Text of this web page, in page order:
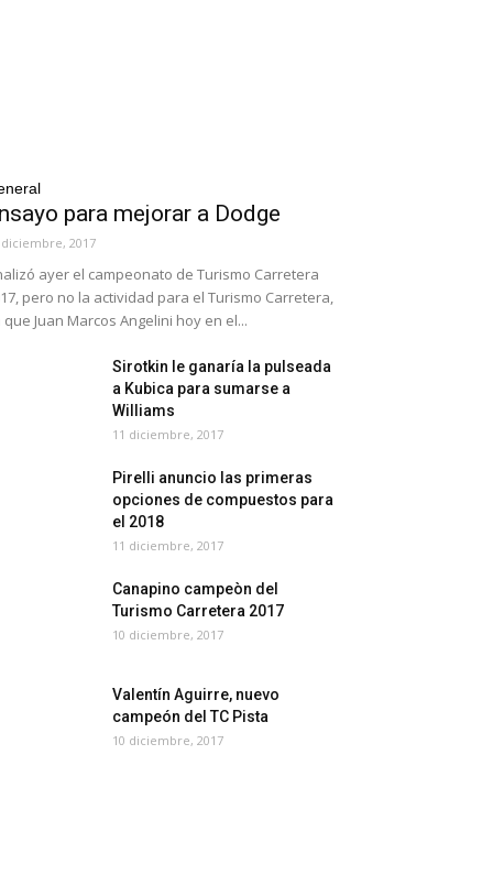
para mejorar a Dodge
diciembre, 2017
ayer el campeonato de Turismo Carretera
pero no la actividad para el Turismo Carretera,
que Juan Marcos Angelini hoy en el...
Sirotkin le ganaría la pulseada
a Kubica para sumarse a
Williams
11 diciembre, 2017
Pirelli anuncio las primeras
opciones de compuestos para
el 2018
11 diciembre, 2017
Canapino campeòn del
Turismo Carretera 2017
10 diciembre, 2017
Valentín Aguirre, nuevo
campeón del TC Pista
10 diciembre, 2017